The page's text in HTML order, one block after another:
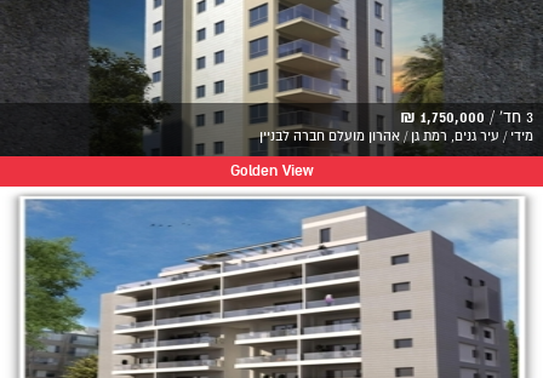
3 חד' / 1,750,000 ₪
מידי / עיר גנים, רמת גן / אהרון מועלם חברה לבניין
Golden View